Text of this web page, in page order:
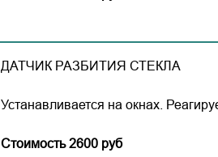
ДАТЧИК РАЗБИТИЯ СТЕКЛА
Устанавливается на окнах.
Стоимость 2600 руб